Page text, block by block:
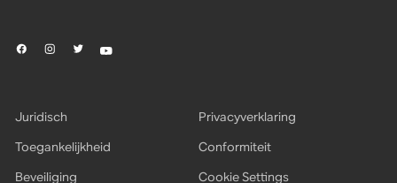
Juridisch
Privacyverklaring
Toegankelijkheid
Conformiteit
Beveiliging
Cookie Settings